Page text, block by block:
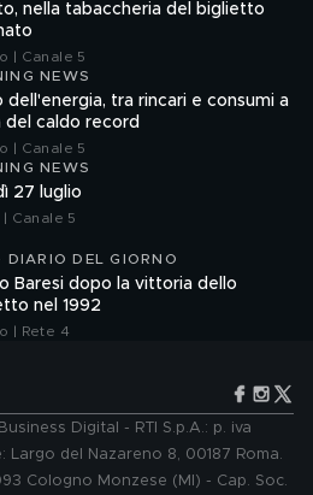
nella tabaccheria del biglietto
| Canale 5
NEWS
dell'energia, tra rincari e consumi a
del caldo record
| Canale 5
NEWS
27 luglio
| Canale 5
DIARIO DEL GIORNO
Baresi dopo la vittoria dello
nel 1992
| Rete 4
Digital - RTI S.p.A.: p. iva
Largo del Nazareno 8, 00187 Roma.
Cologno Monzese (MI) - Cap. Soc.